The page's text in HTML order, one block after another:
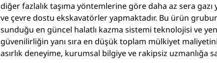
diğer fazlalık taşıma yöntemlerine göre daha az sera
ve çevre dostu ekskavatörler yapmaktadır. Bu ürün
sunduğu en güncel halatlı kazma sistemi teknolojisi ve
güvenilirliğin yanı sıra en düşük toplam mülkiyet
asırlık deneyime, kurumsal bilgiye ve rakipsiz uzmanlığa